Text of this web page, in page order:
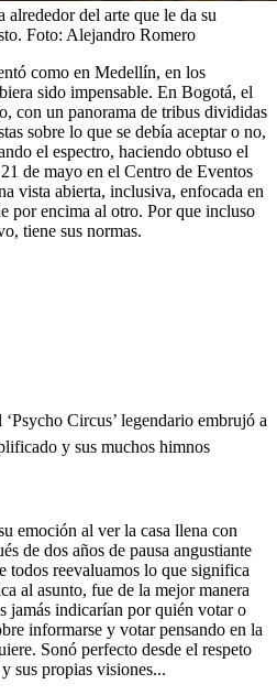
del arte que le da su
Foto: Alejandro Romero
como en Medellín, en los
sido impensable. En Bogotá, el
con un panorama de tribus divididas
sobre lo que se debía aceptar o no,
el espectro, haciendo obtuso el
de mayo en el Centro de Eventos
vista abierta, inclusiva, enfocada en
por encima al otro. Por que incluso
tiene sus normas.
Circus’ legendario embrujó a
y sus muchos himnos
emoción al ver la casa llena con
de dos años de pausa angustiante
todos reevaluamos lo que significa
al asunto, fue de la mejor manera
jamás indicarían por quién votar o
informarse y votar pensando en la
Sonó perfecto desde el respeto
sus propias visiones...